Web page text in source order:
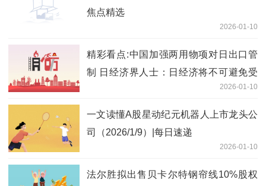
焦点精选
2026-01-10
精彩看点:中国加强两用物项对日出口管
制 日经济界人士：日经济将不可避免受
2026-01-10
一文读懂A股星动纪元机器人上市龙头公
司（2026/1/9）|每日速递
2026-01-10
法尔胜拟出售贝卡尔特钢帘线10%股权